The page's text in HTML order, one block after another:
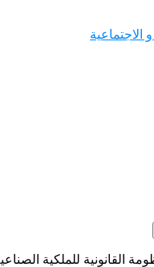
القانونية للملكية